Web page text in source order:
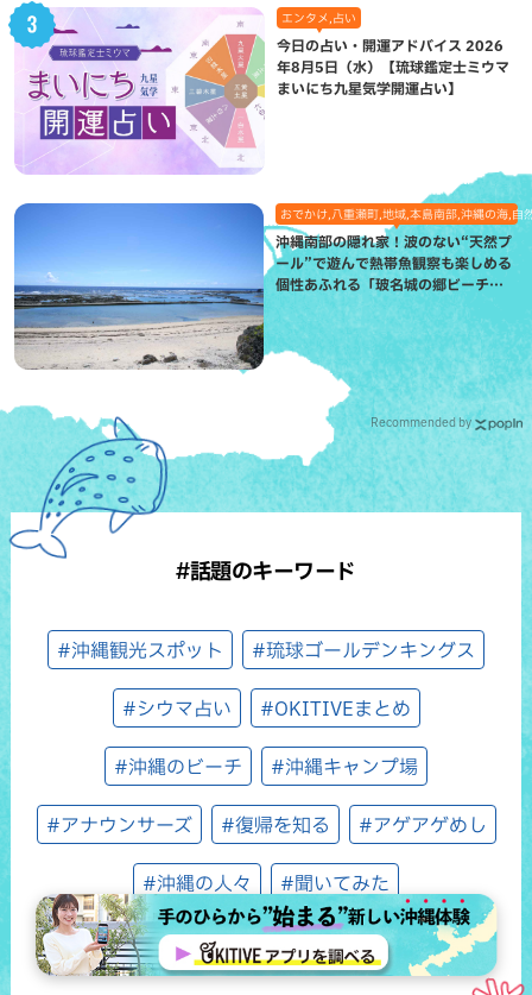
エンタメ,占い
今日の占い・開運アドバイス 2026
年8月5日（水）【琉球鑑定士ミウマ
まいにち九星気学開運占い】
おでかけ,八重瀬町,地域,本島南部,沖縄の海,自
沖縄南部の隠れ家！波のない“天然プ
ール”で遊んで熱帯魚観察も楽しめる
個性あふれる「玻名城の郷ビーチ」
（八重瀬町）
Recommended by
#話題のキーワード
#沖縄観光スポット #琉球ゴールデンキングス
#シウマ占い #OKITIVEまとめ
#沖縄のビーチ #沖縄キャンプ場
#アナウンサーズ #復帰を知る #アゲアゲめし
#沖縄の人々 #聞いてみた
#ホテルセレクション（ウィン♪ウィン♪）